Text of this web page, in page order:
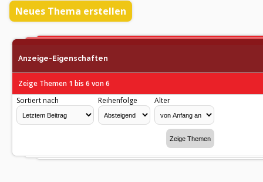
Neues Thema erstellen
Anzeige-Eigenschaften
Zeige Themen 1 bis 6 von 6
Sortiert nach
Reihenfolge Alter